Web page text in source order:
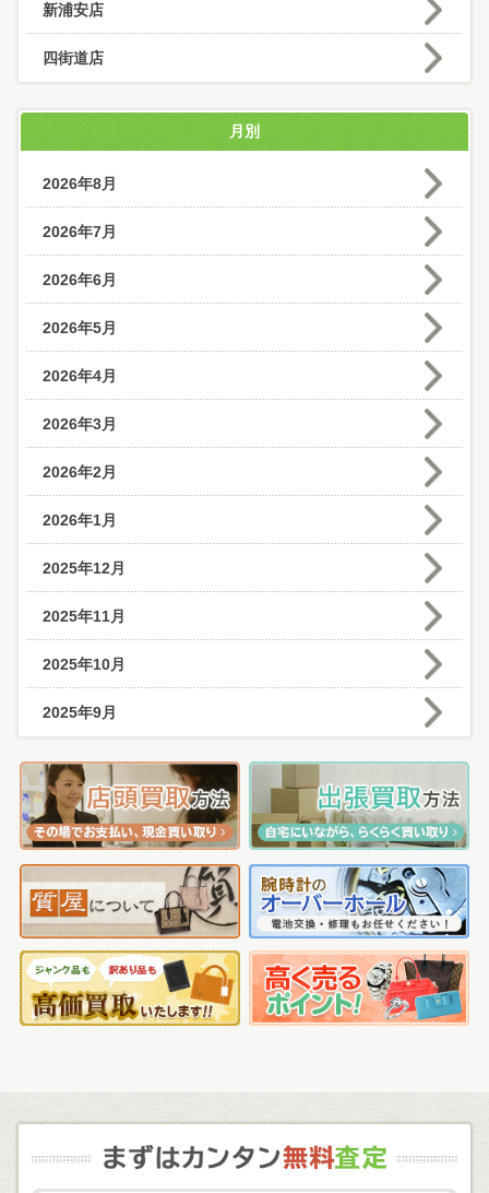
新浦安店
四街道店
月別
2026年8月
2026年7月
2026年6月
2026年5月
2026年4月
2026年3月
2026年2月
2026年1月
2025年12月
2025年11月
2025年10月
2025年9月